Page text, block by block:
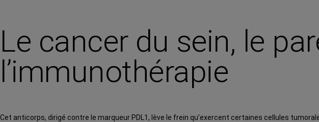
Le cancer du sein, le
l’immunothérapie
Cet anticorps, dirigé contre le marqueur PDL1, lève le frein qu’exercent certaines cellules